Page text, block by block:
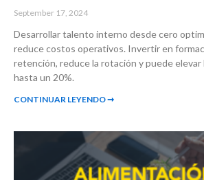
September 17, 2024
Desarrollar talento interno desde cero
reduce costos operativos. Invertir en
retención, reduce la rotación y puede
hasta un 20%.
CONTINUAR LEYENDO ➞